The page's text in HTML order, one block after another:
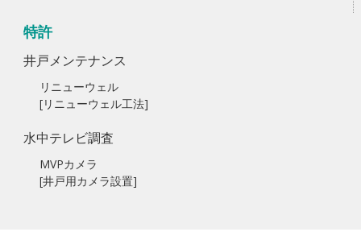
特許
井戸メンテナンス
リニューウェル
[リニューウェル工法]
水中テレビ調査
MVPカメラ
[井戸用カメラ設置]